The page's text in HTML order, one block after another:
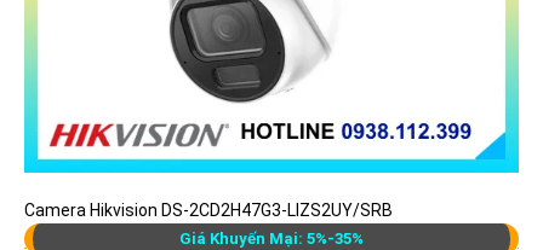
Camera Hikvision DS-2CD2H47G3-LIZS2UY/SRB
Giá Khuyến Mại: 5%-35%